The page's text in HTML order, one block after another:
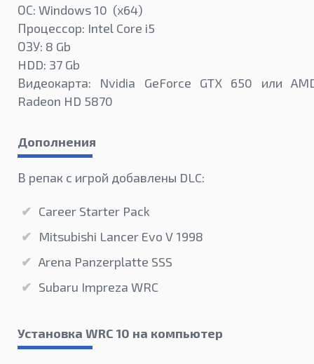
ОС: Windows 10 (x64)
Процессор: Intel Core i5
ОЗУ: 8 Gb
HDD: 37 Gb
Видеокарта: Nvidia GeForce GTX 650 или
Radeon HD 5870
Дополнения
В репак с игрой добавлены DLC:
Career Starter Pack
Mitsubishi Lancer Evo V 1998
Arena Panzerplatte SSS
Subaru Impreza WRC
Установка WRC 10 на компьютер